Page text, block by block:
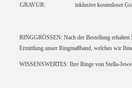
GRAVUR:
inklusive kostenloser
RINGGRÖSSEN: Nach der Bestellung
Ermittlung unser Ringmaßband, welches wir
WISSENSWERTES: Ihre Ringe von Stella-